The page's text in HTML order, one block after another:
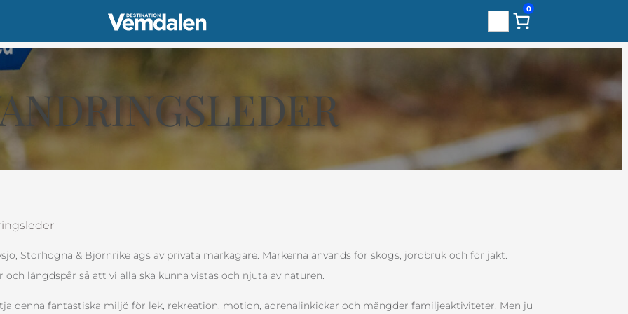
0
Storhogna & Björnrike ägs av privata markägare. Markerna används för skogs, jordbruk och för jakt.
längdspår så att vi alla ska kunna vistas och njuta av naturen.
denna fantastiska miljö för lek, rekreation, motion, adrenalinkickar och mängder familjeaktiviteter. Men ju